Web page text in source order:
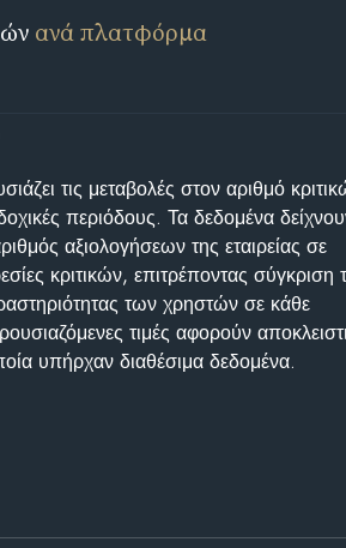
ανά πλατφόρμα
τις μεταβολές στον αριθμό
περιόδους. Τα δεδομένα
αξιολογήσεων της εταιρείας σε
κριτικών, επιτρέποντας σύγκριση
των χρηστών σε κάθε
τιμές αφορούν
υπήρχαν διαθέσιμα δεδομένα.